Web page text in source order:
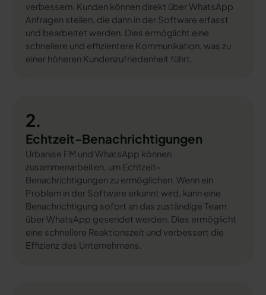
verbessern. Kunden können direkt über WhatsApp
Anfragen stellen, die dann in der Software erfasst
und bearbeitet werden. Dies ermöglicht eine
schnellere und effizientere Kommunikation, was zu
einer höheren Kundenzufriedenheit führt.
2.
Echtzeit-Benachrichtigungen
Urbanise FM und WhatsApp können
zusammenarbeiten, um Echtzeit-
Benachrichtigungen zu ermöglichen. Wenn ein
Problem in der Software erkannt wird, kann eine
Benachrichtigung sofort an das zuständige Team
über WhatsApp gesendet werden. Dies ermöglicht
eine schnellere Reaktionszeit und verbessert die
Effizienz des Unternehmens.